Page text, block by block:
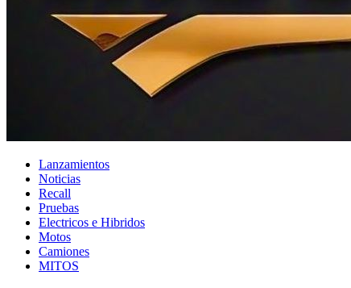
Lanzamientos
Noticias
Recall
Pruebas
Electricos e Hibridos
Motos
Camiones
MITOS